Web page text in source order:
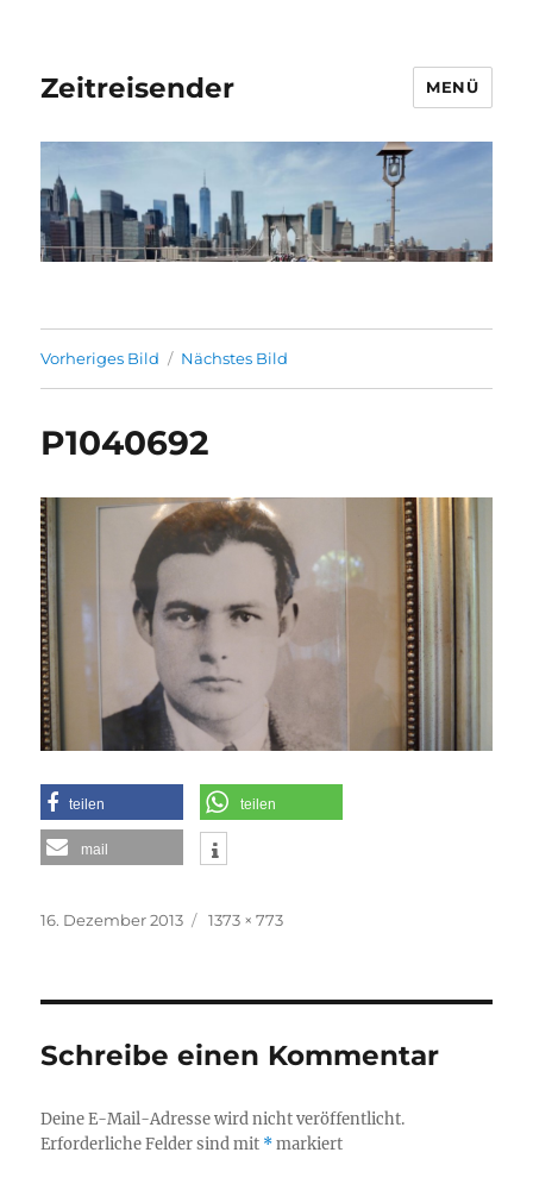
Zeitreisender MENÜ
Vorheriges Bild Nächstes Bild
P1040692
teilen teilen
mail
Veröffentlicht
16. Dezember 2013 Originalgröße
1373 × 773
Schreibe einen Kommentar
Deine E-Mail-Adresse wird nicht veröffentlicht.
Erforderliche Felder sind mit *markiert